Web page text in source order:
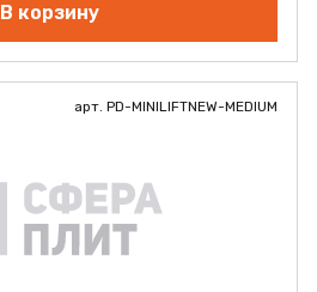
В корзину
арт. PD-MINILIFTNEW-MEDIUM